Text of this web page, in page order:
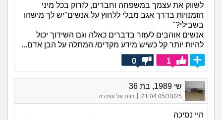
לשווק את עצמך במשפחה וחברים, לזרוק בכל מיני
הזמנויות בדרך אגב מבלי ללחוץ על אנשים"יש לך מישהו
בשבילי?"
אנשים אוהבים לעזור בדברים כאלה וגם השידוך יכול
להיות יותר קל כשיש מידע מקדים/ המתלה על הבן אדם...
1
0
שי 1989, בת 36
05/10/25 21:04 דווח על עצה זו
היי נסיכה